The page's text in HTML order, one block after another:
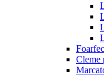
Cleme